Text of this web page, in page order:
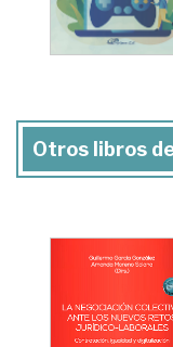
Otros libros